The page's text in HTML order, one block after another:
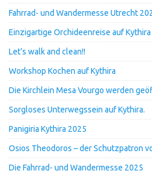
Fahrrad- und Wandermesse Utrecht
Einzigartige Orchideenreise auf Kythira
Let’s walk and clean!!
Workshop Kochen auf Kythira
Die Kirchlein Mesa Vourgo werden
Sorgloses Unterwegssein auf Kythira.
Panigiria Kythira 2025
Osios Theodoros – der Schutzpatron
Die Fahrrad- und Wandermesse 2025